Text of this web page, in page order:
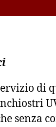
di
senza